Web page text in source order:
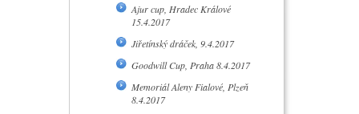
Ajur cup, Hradec Králové
15.4.2017
Jiřetínský dráček, 9.4.2017
Goodwill Cup, Praha 8.4.2017
Memoriál Aleny Fialové, Plzeň
8.4.2017